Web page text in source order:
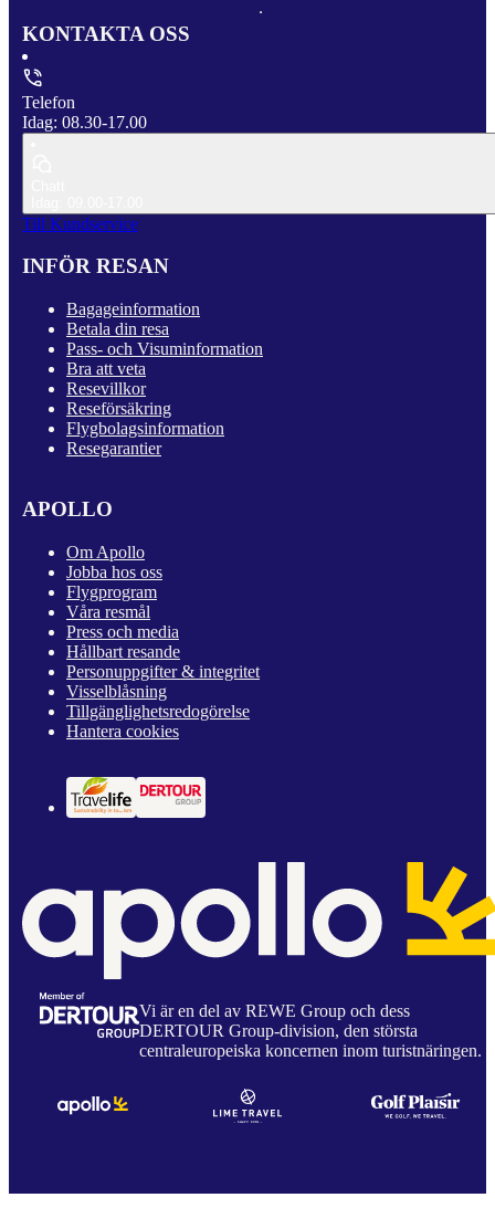
KONTAKTA OSS
Telefon
Idag: 08.30-17.00
Till Kundservice
INFÖR RESAN
Bagageinformation
Betala din resa
Pass- och Visuminformation
Bra att veta
Resevillkor
Reseförsäkring
Flygbolagsinformation
Resegarantier
APOLLO
Om Apollo
Jobba hos oss
Flygprogram
Våra resmål
Press och media
Hållbart resande
Personuppgifter & integritet
Visselblåsning
Tillgänglighetsredogörelse
Hantera cookies
Vi är en del av REWE Group och dess
DERTOUR Group-division, den största
centraleuropeiska koncernen inom turistnäringen.